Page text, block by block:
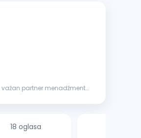
partner menadžmentu
18 oglasa